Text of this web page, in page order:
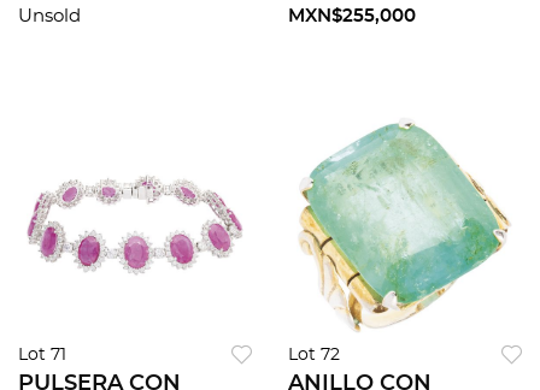
Unsold
MXN$255,000
Lot 71
PULSERA CON
Lot 72
ANILLO CON